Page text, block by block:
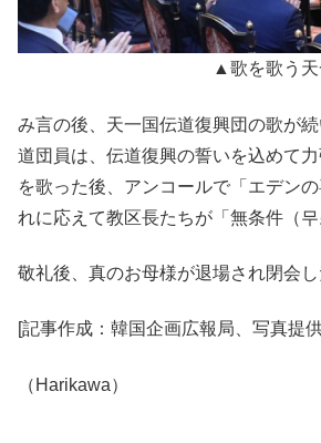
▲歌を歌う天一国伝
み言の後、天一国伝道復興団の歌が
道団員は、伝道復興の誓いを込めて力
を歌った後、アンコールで「エデン
れに応えて教区長たちが「無条件（무
敬礼後、真のお母様が退場され閉会し
[記事作成：韓国企画広報局、写真提
（Harikawa）